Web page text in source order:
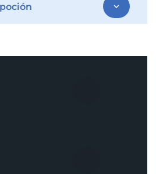
expand_more